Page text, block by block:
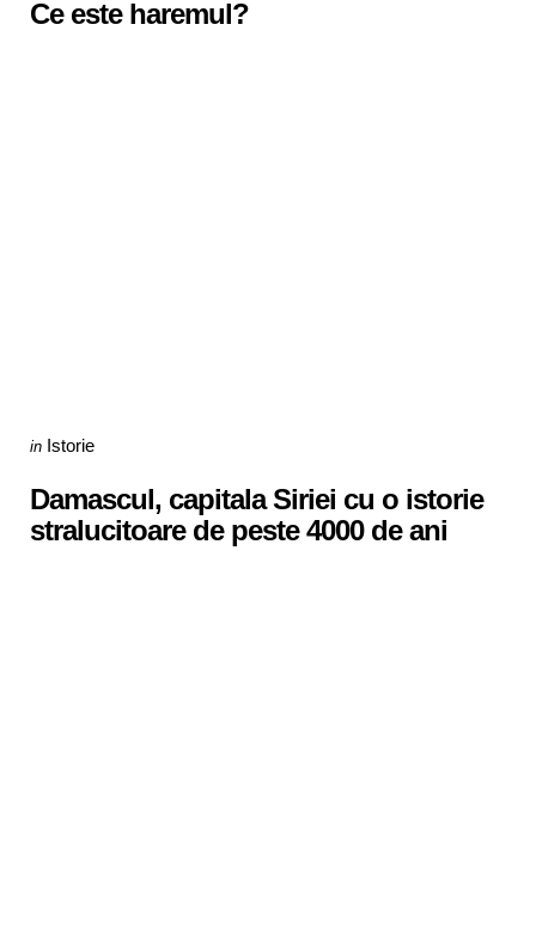
Ce este haremul?
Categories
Posted
in Istorie
Damascul, capitala Siriei cu o istorie
stralucitoare de peste 4000 de ani